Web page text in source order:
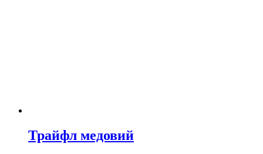
Трайфл медовий